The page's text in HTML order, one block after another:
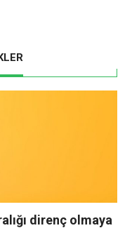
direnç olmaya